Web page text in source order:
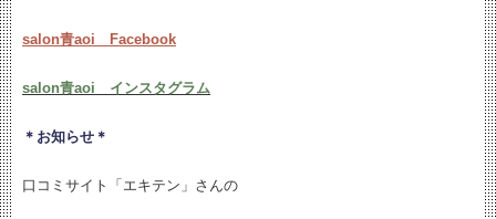
salon青aoi Facebook
salon青aoi インスタグラム
＊お知らせ＊
口コミサイト「エキテン」さんの